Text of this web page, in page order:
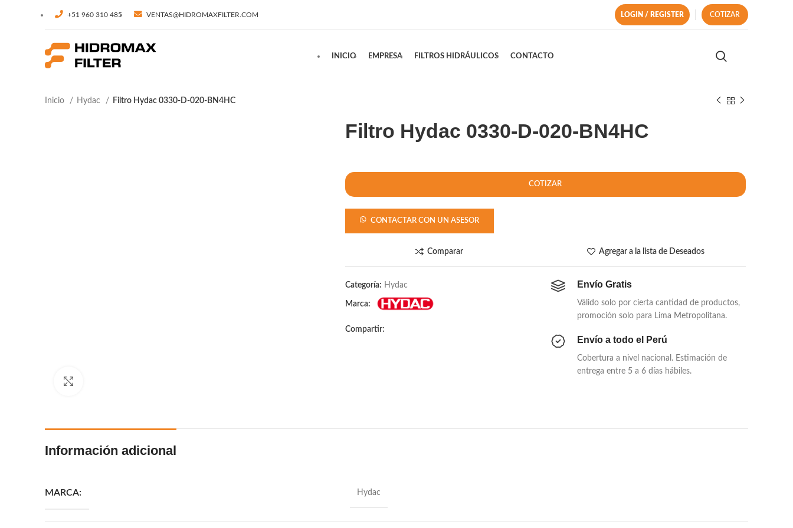
+51 960 310 485 VENTAS@HIDROMAXFILTER.COM LOGIN / REGISTER COTIZAR
INICIO EMPRESA FILTROS HIDRÁULICOS CONTACTO
Inicio Hydac Filtro Hydac 0330-D-020-BN4HC
Filtro Hydac 0330-D-020-BN4HC
COTIZAR
CONTACTAR CON UN ASESOR
Comparar Agregar a la lista de Deseados
Categoría: Hydac
Marca:
Compartir:
Envío Gratis
Válido solo por cierta cantidad de productos,
promoción solo para Lima Metropolitana.
Envío a todo el Perú
Cobertura a nivel nacional. Estimación de
entrega entre 5 a 6 días hábiles.
Información adicional
Hydac